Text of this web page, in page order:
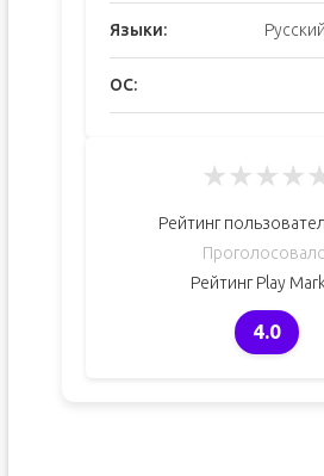
Языки:
ОС:
★★★★
Рейтинг
Рейтинг Play
4.0